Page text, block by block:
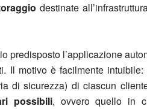
destinate
predisposto l’applicazione
Il motivo è facilmente
di sicurezza) di ciascun
possibili, ovvero quello in